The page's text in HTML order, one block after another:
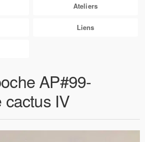
Ateliers
Liens
AP#99-
cactus IV